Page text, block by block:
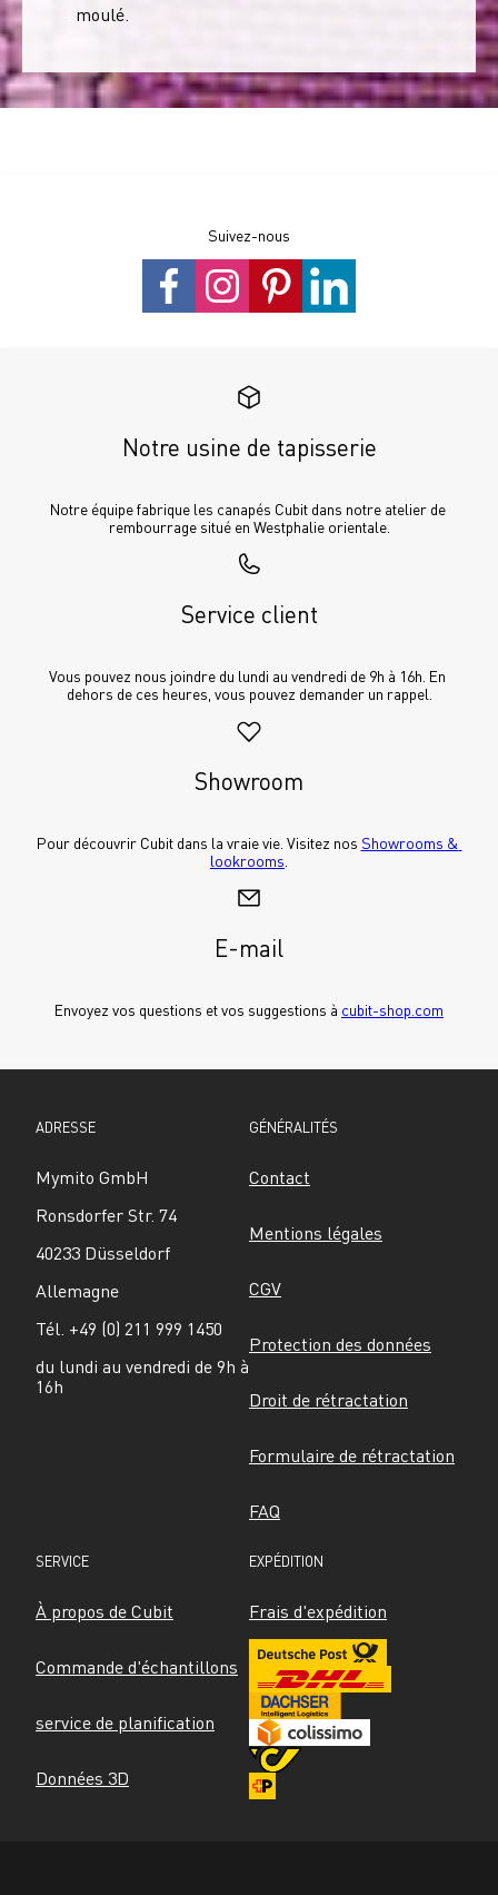
moulé.
Suivez-nous
Notre usine de tapisserie
Notre équipe fabrique les canapés Cubit dans notre atelier de
rembourrage situé en Westphalie orientale.
Service client
Vous pouvez nous joindre du lundi au vendredi de 9h à 16h. En
dehors de ces heures, vous pouvez demander un rappel.
Showroom
Pour découvrir Cubit dans la vraie vie. Visitez nos Showrooms &
lookrooms
E-mail
Envoyez vos questions et vos suggestions à cubit-shop.com
ADRESSE
Mymito GmbH
Ronsdorfer Str. 74
40233 Düsseldorf
Allemagne
Tél. +49 (0) 211 999 1450
du lundi au vendredi de 9h à
16h
GÉNÉRALITÉS
Contact
Mentions légales
CGV
Protection des données
Droit de rétractation
Formulaire de rétractation
FAQ
SERVICE
À propos de Cubit
Commande d'échantillons
service de planification
Données 3D
EXPÉDITION
Frais d'expédition